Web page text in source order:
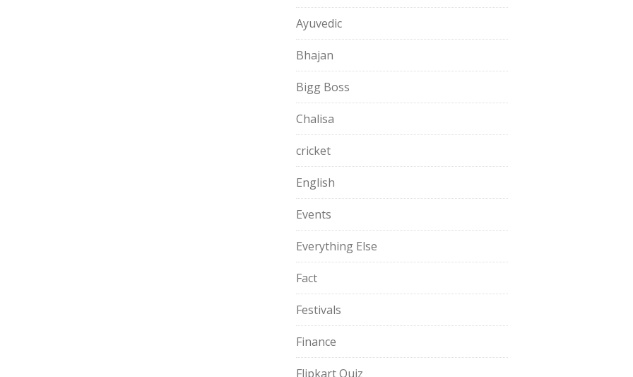
Ayuvedic
Bhajan
Bigg Boss
Chalisa
cricket
English
Events
Everything Else
Fact
Festivals
Finance
Flipkart Quiz